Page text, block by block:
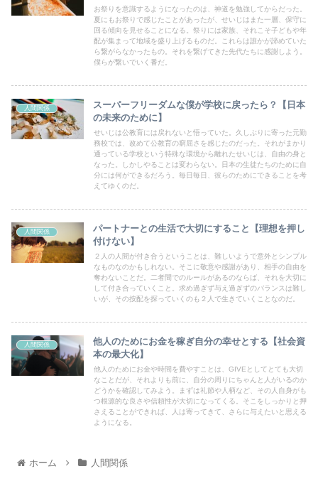
お祭りを意識するようになったのは、神道を勉強してからだった。
夏にもお祭りで感じたことがあったが、せいじはまた一層、保守に
回る傾向を見せることになる。祭りには家族、それこそ子どもや年
配が集まって地域を盛り上げるものだ。これらは誰かが諦めていた
ら繋がらなかったもの。それを繋げてきた先代たちに感謝しよう。
僕らが繋いでいく番だ。
人間関係
スーパーフリーダムな僕が学校に戻ったら？【日本
の未来のために】
せいじは公教育には戻れないと悟っていた。久しぶりに寄った元勤
務校では、改めて公教育の窮屈さを感じたのだった。それがまかり
通っている学校という特殊な環境から離れたせいじは、自由の身と
なった。しかしやることは変わらない。日本の生徒たちのために自
分には何ができるだろう。毎日毎日、彼らのためにできることを考
えてゆくのだ。
人間関係
パートナーとの生活で大切にすること【理想を押し
付けない】
２人の人間が付き合うということは、難しいようで意外とシンプル
なものなのかもしれない。そこに敬意や感謝があり、相手の自由を
奪わないことだ。二者間でのルールがあるのならば、それを大切に
して付き合っていくこと。求め過ぎず与え過ぎずのバランスは難し
いが、その按配を探っていくのも２人で生きていくことなのだ。
人間関係
他人のためにお金を稼ぎ自分の幸せとする【社会資
本の最大化】
他人のためにお金や時間を費やすことは、GIVEとしてとても大切
なことだが、それよりも前に、自分の周りにちゃんと人がいるのか
どうかを確認してみよう。まずは礼節や人柄など、その人自身がも
つ根源的な良さや信頼性が大切になってくる。そこをしっかりと押
さえることができれば、人は寄ってきて、さらに与えたいと思える
ようになる。
ホーム 人間関係